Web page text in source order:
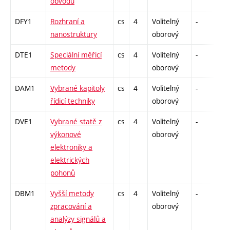
DFY1
Rozhraní a
nanostruktury
cs 4
Volitelný
oborový
-
DTE1
Speciální měřicí
metody
cs 4
Volitelný
oborový
-
DAM1
Vybrané kapitoly
řídicí techniky
cs 4
Volitelný
oborový
-
DVE1
Vybrané statě z
výkonové
elektroniky a
elektrických
pohonů
cs 4
Volitelný
oborový
-
DBM1
Vyšší metody
zpracování a
analýzy signálů a
cs 4
Volitelný
oborový
-